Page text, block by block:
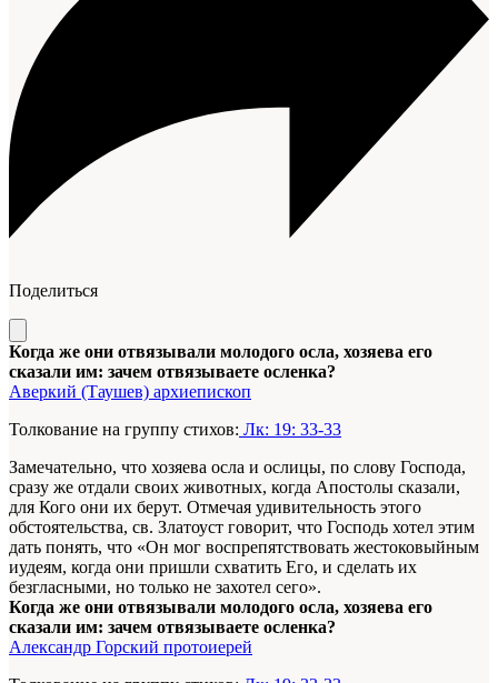
Поделиться
Когда же они отвязывали молодого осла, хозяева его
сказали им: зачем отвязываете осленка?
Аверкий (Таушев) архиепископ
Толкование на группу стихов: Лк: 19: 33-33
Замечательно, что хозяева осла и ослицы, по слову Господа,
сразу же отдали своих животных, когда Апостолы сказали,
для Кого они их берут. Отмечая удивительность этого
обстоятельства, св. Златоуст говорит, что Господь хотел этим
дать понять, что «Он мог воспрепятствовать жестоковыйным
иудеям, когда они пришли схватить Его, и сделать их
безгласными, но только не захотел сего».
Когда же они отвязывали молодого осла, хозяева его
сказали им: зачем отвязываете осленка?
Александр Горский протоиерей